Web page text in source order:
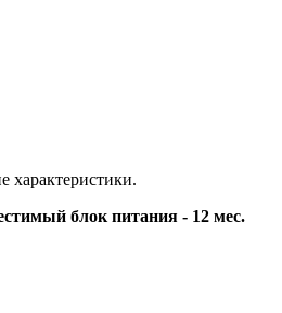
характеристики.
блок питания - 12 мес.